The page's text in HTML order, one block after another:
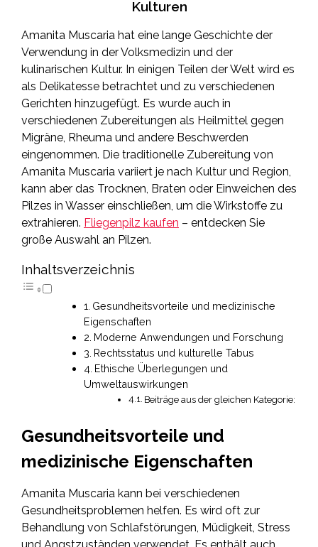
Kulturen
Amanita Muscaria hat eine lange Geschichte der
Verwendung in der Volksmedizin und der
kulinarischen Kultur. In einigen Teilen der Welt wird es
als Delikatesse betrachtet und zu verschiedenen
Gerichten hinzugefügt. Es wurde auch in
verschiedenen Zubereitungen als Heilmittel gegen
Migräne, Rheuma und andere Beschwerden
eingenommen. Die traditionelle Zubereitung von
Amanita Muscaria variiert je nach Kultur und Region,
kann aber das Trocknen, Braten oder Einweichen des
Pilzes in Wasser einschließen, um die Wirkstoffe zu
extrahieren. Fliegenpilz kaufen – entdecken Sie
große Auswahl an Pilzen.
Inhaltsverzeichnis
Gesundheitsvorteile und medizinische
Eigenschaften
Moderne Anwendungen und Forschung
Rechtsstatus und kulturelle Tabus
Ethische Überlegungen und
Umweltauswirkungen
Beiträge aus der gleichen Kategorie:
Gesundheitsvorteile und
medizinische Eigenschaften
Amanita Muscaria kann bei verschiedenen
Gesundheitsproblemen helfen. Es wird oft zur
Behandlung von Schlafstörungen, Müdigkeit, Stress